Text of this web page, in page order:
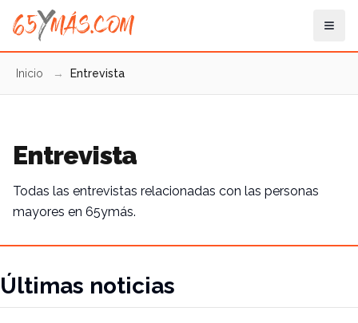
Inicio → Entrevista
Entrevista
Todas las entrevistas relacionadas con las personas
mayores en 65ymás.
Últimas noticias